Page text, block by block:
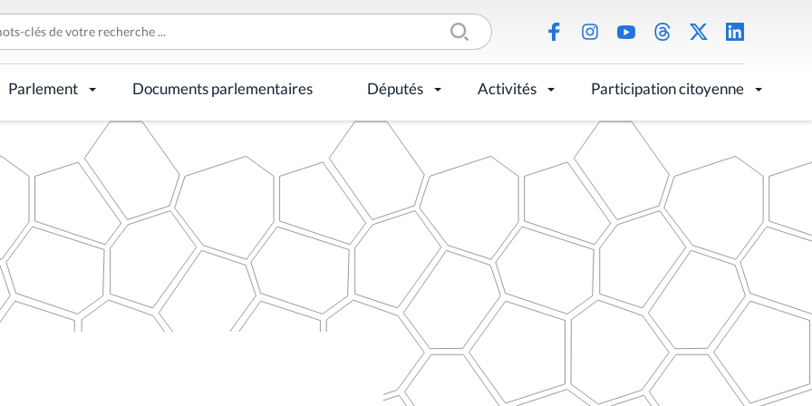
Parlement Documents parlementaires Députés Activités Participation citoyenne